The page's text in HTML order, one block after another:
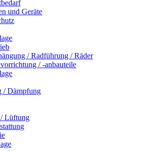
und Geräte
/ Radführung / Räder
/ -anbauteile
/ Dämpfung
Lüftung